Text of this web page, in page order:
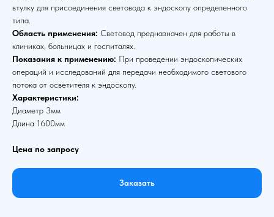
втулку для присоединения световода к эндоскопу определенного
типа.
Область применения: Световод предназначен для работы в
клиниках, больницах и госпиталях.
Показания к применению: При проведении эндоскопических
операций и исследований для передачи необходимого светового
потока от осветителя к эндоскопу.
Характеристики:
Диаметр 3мм
Длина 1600мм
Цена по запросу
Заказать